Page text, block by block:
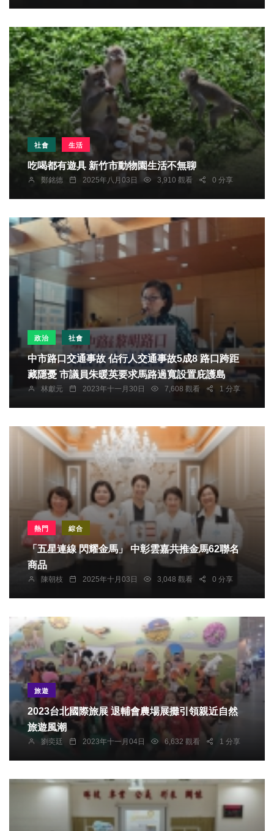
社會 生活
吃喝都有遊具 新竹市動物園生活不無聊
鄭銘德 2025年八月03日 3,910 觀看 0 分享
政治 社會
中市路口交通事故 佔行人交通事故5成8 路口跨距
藏隱憂 市議員朱暖英要求馬路過寬設置庇護島
林獻元 2023年十一月30日 7,608 觀看 1 分享
熱門 綜合
「五星連線 閃耀金馬」 中彰雲嘉共推金馬62聯名
商品
陳朝枝 2025年十月03日 3,048 觀看 0 分享
旅遊
2023台北國際旅展 退輔會農場展攤引領親近自然
旅遊風潮
劉奕廷 2023年十一月04日 6,632 觀看 1 分享